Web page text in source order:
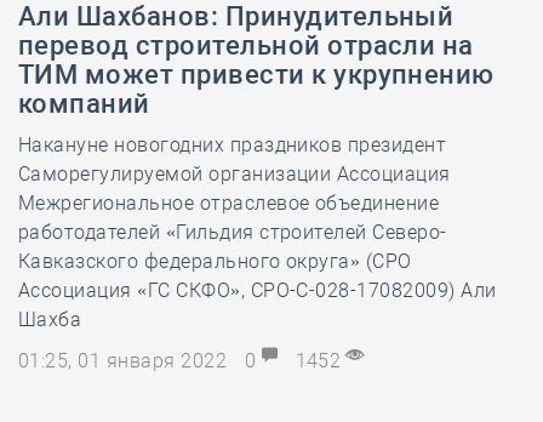
Али Шахбанов: Принудительный
перевод строительной отрасли на
ТИМ может привести к укрупнению
компаний
Накануне новогодних праздников президент
Саморегулируемой организации Ассоциация
Межрегиональное отраслевое объединение
работодателей «Гильдия строителей Северо-
Кавказского федерального округа» (СРО
Ассоциация «ГС СКФО», СРО-С-028-17082009) Али
Шахба
01:25, 01 января 2022
0 1452